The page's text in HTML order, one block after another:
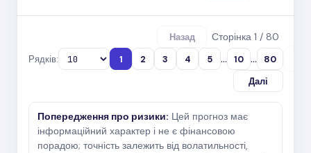
Рядків:
Назад Сторінка 1 / 80
1 2 3 4 5 ... 10 ...
80
Далі
Попередження про ризики: Цей прогноз має
інформаційний характер і не є фінансовою
порадою; точність залежить від волатильності,